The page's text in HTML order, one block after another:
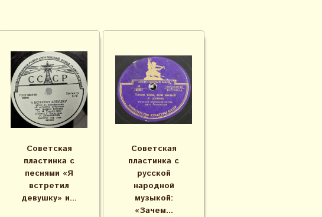
Советская
пластинка с
песнями «Я
встретил
девушку» и...
Советская
пластинка с
русской
народной
музыкой:
«Зачем...